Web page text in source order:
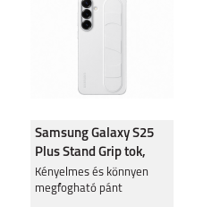
Samsung Galaxy S25
Plus Stand Grip tok,
Fehér
Kényelmes és könnyen
megfogható pánt